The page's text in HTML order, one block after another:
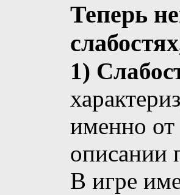
Теперь
1)
именно от
описании
В игре